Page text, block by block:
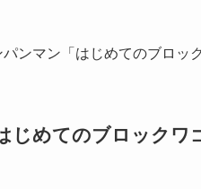
ンマン「はじめてのブロッ
じめてのブロックワ